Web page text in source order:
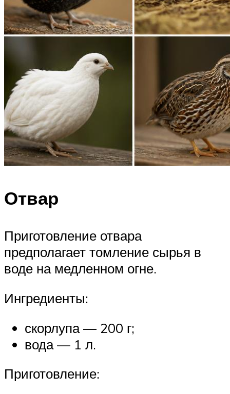
Отвар
Приготовление отвара
предполагает томление сырья в
воде на медленном огне.
Ингредиенты:
скорлупа — 200 г;
вода — 1 л.
Приготовление: